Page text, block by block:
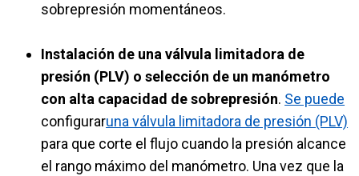
sobrepresión momentáneos.
Instalación de una válvula limitadora de
presión (PLV) o selección de un manómetro
con alta capacidad de sobrepresión. Se puede
configuraruna válvula limitadora de presión (PLV)
para que corte el flujo cuando la presión alcance
el rango máximo del manómetro. Una vez que la